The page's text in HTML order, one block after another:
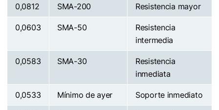
0,0812 SMA-200 Resistencia mayor
0,0603 SMA-50
Resistencia
intermedia
0,0583 SMA-30
Resistencia
inmediata
0,0533 Mínimo de ayer Soporte inmediato